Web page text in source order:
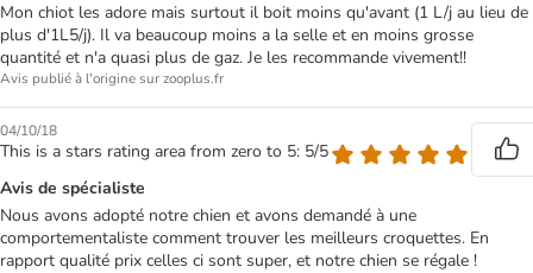
Mon chiot les adore mais surtout il boit moins qu'avant (1 L/j au lieu de
plus d'1L5/j). Il va beaucoup moins a la selle et en moins grosse
quantité et n'a quasi plus de gaz. Je les recommande vivement!!
Avis publié à l'origine sur zooplus.fr
04/10/18
This is a stars rating area from zero to 5: 5/5
Avis de spécialiste
Nous avons adopté notre chien et avons demandé à une
comportementaliste comment trouver les meilleurs croquettes. En
rapport qualité prix celles ci sont super, et notre chien se régale !